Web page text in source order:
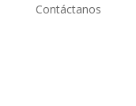
Contáctanos